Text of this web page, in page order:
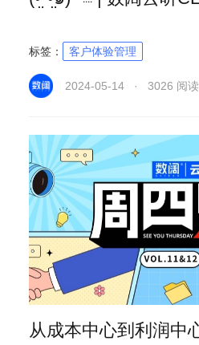
标签： 客户体验管理
2024-05-14 · 3026 阅读
从成本中心到利润中